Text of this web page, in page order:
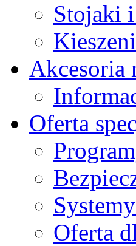
Stojaki
Akcesoria
Oferta
Oferta